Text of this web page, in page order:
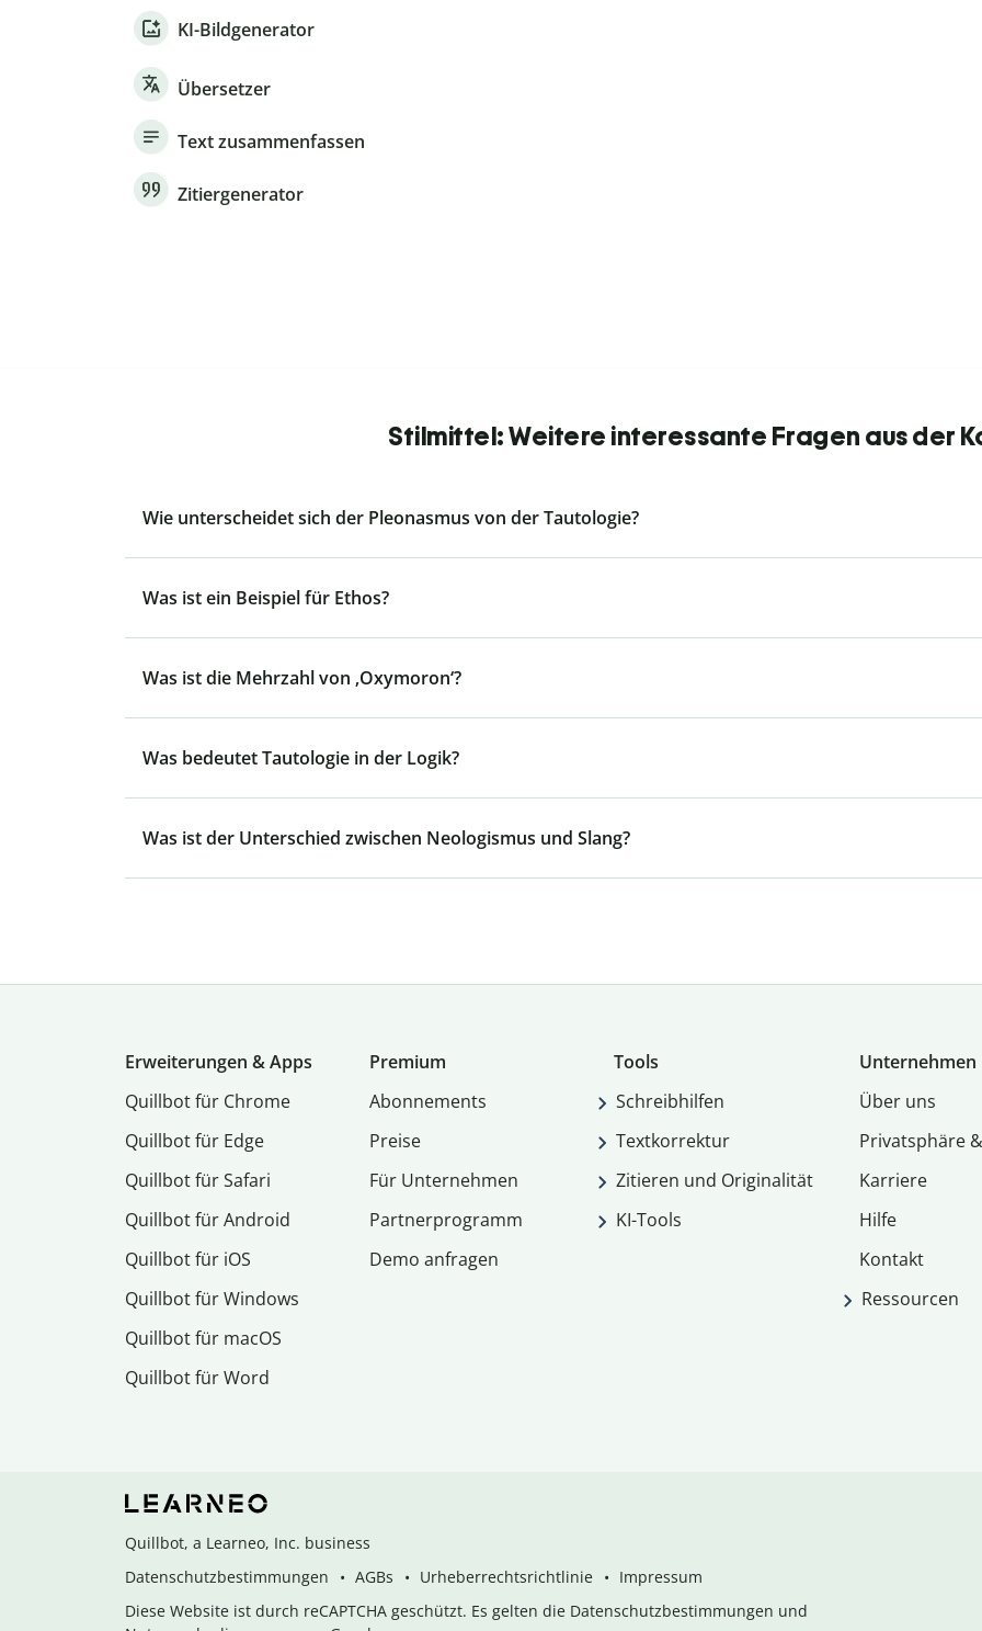
KI-Bildgenerator
Übersetzer
Text zusammenfassen
Zitiergenerator
Stilmittel: Weitere interessante Fragen aus der
Wie unterscheidet sich der Pleonasmus von der Tautologie?
Was ist ein Beispiel für Ethos?
Was ist die Mehrzahl von ‚Oxymoron‘?
Was bedeutet Tautologie in der Logik?
Was ist der Unterschied zwischen Neologismus und Slang?
Erweiterungen & Apps
Quillbot für Chrome
Quillbot für Edge
Quillbot für Safari
Quillbot für Android
Quillbot für iOS
Quillbot für Windows
Quillbot für macOS
Quillbot für Word
Premium
Abon­ne­ments
Preise
Für Unternehmen
Partnerprogramm
Demo anfragen
Tools
Schreibhilfen
Textkorrektur
Zitieren und Originalität
KI-Tools
Unternehmen
Über uns
Privatsphäre
Karriere
Hilfe
Kontakt
Ressourcen
Quillbot, a Learneo, Inc. business
Datenschutzbestimmungen
AGBs Urheberrechtsrichtlinie
Impressum
Diese Website ist durch reCAPTCHA geschützt. Es gelten die Datenschutzbestimmungen und